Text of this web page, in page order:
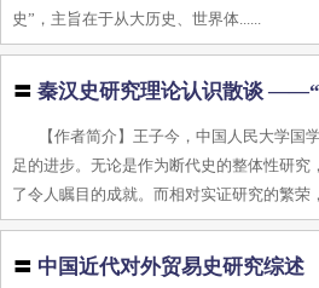
史”，主旨在于从大历史、世界体......
〓秦汉史研究理论认识散谈
【作者简介】王子今，中国人民大学
足的进步。无论是作为断代史的整体性研
了令人瞩目的成就。而相对实证研究的繁荣
〓 中国近代对外贸易史研究综述